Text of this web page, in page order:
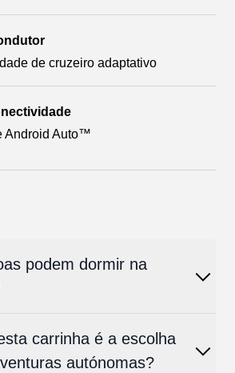
de cruzeiro adaptativo
Android Auto™
podem dormir na
carrinha é a escolha
autónomas?